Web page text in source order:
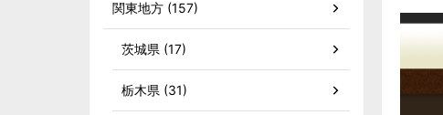
関東地方 (157)
茨城県 (17)
栃木県 (31)